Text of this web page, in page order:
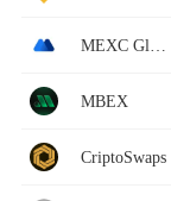
MBEX
CriptoSwaps